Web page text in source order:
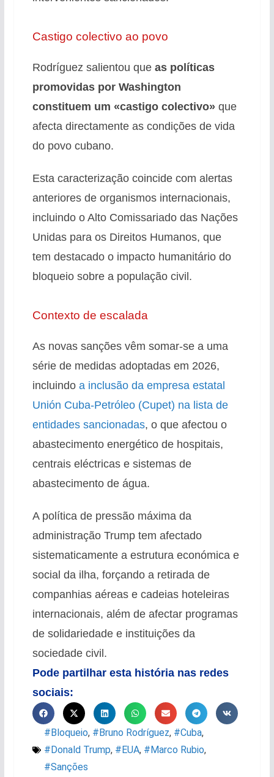
Castigo colectivo ao povo
Rodríguez salientou queas políticas
promovidas por Washington
constituem um «castigo colectivo»que
afecta directamente as condições de vida
do povo cubano.
Esta caracterização coincide com alertas
anteriores de organismos internacionais,
incluindo o Alto Comissariado das Nações
Unidas para os Direitos Humanos, que
tem destacado o impacto humanitário do
bloqueio sobre a população civil.
Contexto de escalada
As novas sanções vêm somar-se a uma
série de medidas adoptadas em 2026,
incluindo a inclusão da empresa estatal
Unión Cuba-Petróleo (Cupet) na lista de
entidades sancionadas, o que afectou o
abastecimento energético de hospitais,
centrais eléctricas e sistemas de
abastecimento de água.
A política de pressão máxima da
administração Trump tem afectado
sistematicamente a estrutura económica e
social da ilha, forçando a retirada de
companhias aéreas e cadeias hoteleiras
internacionais, além de afectar programas
de solidariedade e instituições da
sociedade civil.
Pode partilhar esta história nas redes
sociais:
#Bloqueio, #Bruno Rodríguez, #Cuba,
#Donald Trump, #EUA, #Marco Rubio,
#Sanções